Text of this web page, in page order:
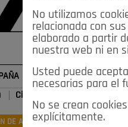
DEPORTES
Ciencia&Tecnología
DE ANUNCIOS MIS ANUNCIOS
No utilizamos
relacionada con
elaborado a partir
nuestra web ni en
Usted puede
necesarias para el
No se crean
explícitamente.